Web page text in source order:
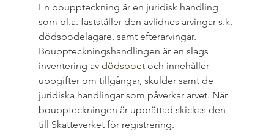
En bouppteckning är en juridisk handling
som bl.a. fastställer den avlidnes arvingar s.k.
dödsbodelägare, samt efterarvingar.
Bouppteckningshandlingen är en slags
inventering av dödsboet och innehåller
uppgifter om tillgångar, skulder samt de
juridiska handlingar som påverkar arvet. När
bouppteckningen är upprättad skickas den
till Skatteverket för registrering.